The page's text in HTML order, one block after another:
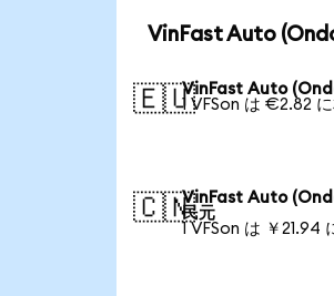
VinFast Auto
🇪🇺VinFast Auto
1 VFSon は €2.82
🇨🇳VinFast Auto
民元
1 VFSon は ￥21.94